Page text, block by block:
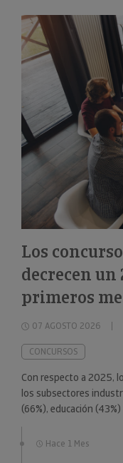
Los
decrecen un
primeros
07 AGOSTO 2026
CONCURSOS
Con respecto a 2025,
los subsectores
(66%), educación
Hace 1 Mes